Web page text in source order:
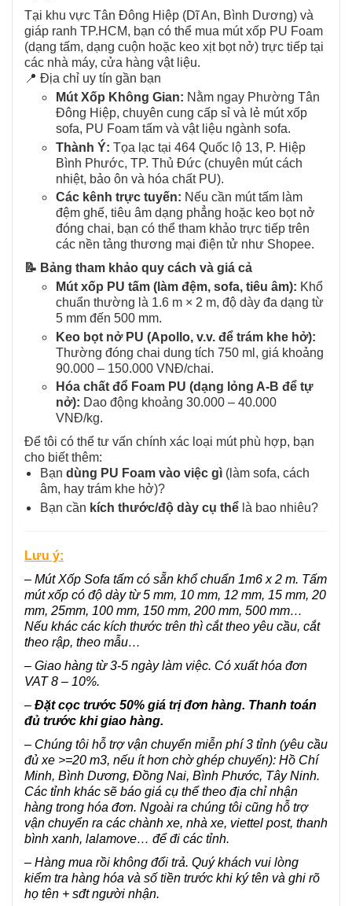
Tại khu vực Tân Đông Hiệp (Dĩ An, Bình Dương) và
giáp ranh TP.HCM, bạn có thể mua mút xốp PU Foam
(dạng tấm, dạng cuộn hoặc keo xịt bọt nở) trực tiếp tại
các nhà máy, cửa hàng vật liệu.
📍 Địa chỉ uy tín gần bạn
Mút Xốp Không Gian: Nằm ngay Phường Tân
Đông Hiệp, chuyên cung cấp sỉ và lẻ mút xốp
sofa, PU Foam tấm và vật liệu ngành sofa.
Thành Ý: Tọa lạc tại 464 Quốc lộ 13, P. Hiệp
Bình Phước, TP. Thủ Đức (chuyên mút cách
nhiệt, bảo ôn và hóa chất PU).
Các kênh trực tuyến: Nếu cần mút tấm làm
đệm ghế, tiêu âm dạng phẳng hoặc keo bọt nở
đóng chai, bạn có thể tham khảo trực tiếp trên
các nền tảng thương mại điện tử như Shopee.
📝 Bảng tham khảo quy cách và giá cả
Mút xốp PU tấm (làm đệm, sofa, tiêu âm): Khổ
chuẩn thường là 1.6 m × 2 m, độ dày đa dạng từ
5 mm đến 500 mm.
Keo bọt nở PU (Apollo, v.v. để trám khe hở):
Thường đóng chai dung tích 750 ml, giá khoảng
90.000 – 150.000 VNĐ/chai.
Hóa chất đổ Foam PU (dạng lỏng A-B để tự
nở): Dao động khoảng 30.000 – 40.000
VNĐ/kg.
Để tôi có thể tư vấn chính xác loại mút phù hợp, bạn
cho biết thêm:
Bạn dùng PU Foam vào việc gì (làm sofa, cách
âm, hay trám khe hở)?
Bạn cần kích thước/độ dày cụ thể là bao nhiêu?
Lưu ý:
– Mút Xốp Sofa tấm có sẵn khổ chuẩn 1m6 x 2 m. Tấm
mút xốp có độ dày từ 5 mm, 10 mm, 12 mm, 15 mm, 20
mm, 25mm, 100 mm, 150 mm, 200 mm, 500 mm…
Nếu khác các kích thước trên thì cắt theo yêu cầu, cắt
theo rập, theo mẫu…
– Giao hàng từ 3-5 ngày làm việc. Có xuất hóa đơn
VAT 8 – 10%.
– Đặt cọc trước 50% giá trị đơn hàng. Thanh toán
đủ trước khi giao hàng.
– Chúng tôi hỗ trợ vận chuyển miễn phí 3 tỉnh (yêu cầu
đủ xe >=20 m3, nếu ít hơn chờ ghép chuyến): Hồ Chí
Minh, Bình Dương, Đồng Nai, Bình Phước, Tây Ninh.
Các tỉnh khác sẽ báo giá cụ thể theo địa chỉ nhận
hàng trong hóa đơn. Ngoài ra chúng tôi cũng hỗ trợ
vận chuyển ra các chành xe, nhà xe, viettel post, thanh
bình xanh, lalamove… để đi các tỉnh.
– Hàng mua rồi không đổi trả. Quý khách vui lòng
kiểm tra hàng hóa và số tiền trước khi ký tên và ghi rõ
họ tên + sđt người nhận.